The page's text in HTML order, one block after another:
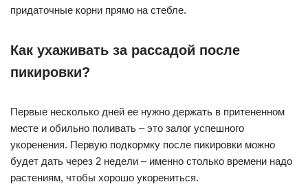
придаточные корни прямо на стебле.
Как ухаживать за рассадой после
пикировки?
Первые несколько дней ее нужно держать в притененном
месте и обильно поливать – это залог успешного
укоренения. Первую подкормку после пикировки можно
будет дать через 2 недели – именно столько времени надо
растениям, чтобы хорошо укорениться.